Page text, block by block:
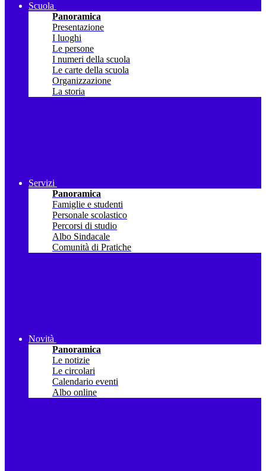
Scuola
Panoramica
Presentazione
I luoghi
Le persone
I numeri della scuola
Le carte della scuola
Organizzazione
La storia
Servizi
Panoramica
Famiglie e studenti
Personale scolastico
Percorsi di studio
Albo Sindacale
Comunità di Pratiche
Novità
Panoramica
Le notizie
Le circolari
Calendario eventi
Albo online